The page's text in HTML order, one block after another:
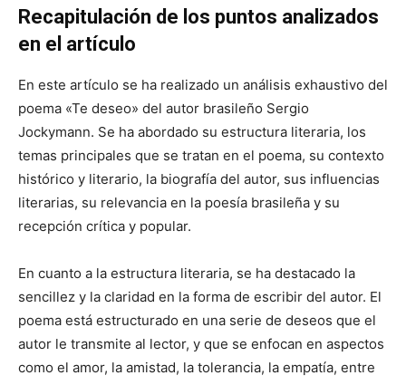
Recapitulación de los puntos analizados
en el artículo
En este artículo se ha realizado un análisis exhaustivo del
poema «Te deseo» del autor brasileño Sergio
Jockymann. Se ha abordado su estructura literaria, los
temas principales que se tratan en el poema, su contexto
histórico y literario, la biografía del autor, sus influencias
literarias, su relevancia en la poesía brasileña y su
recepción crítica y popular.
En cuanto a la estructura literaria, se ha destacado la
sencillez y la claridad en la forma de escribir del autor. El
poema está estructurado en una serie de deseos que el
autor le transmite al lector, y que se enfocan en aspectos
como el amor, la amistad, la tolerancia, la empatía, entre